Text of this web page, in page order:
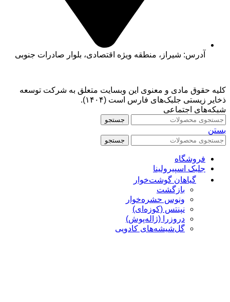
آدرس: شیراز، منطقه ویژه اقتصادی، بلوار صادرات جنوبی
کلیه حقوق مادی و معنوی این وبسایت متعلق به شرکت توسعه
ذخایر زیستی جلبک‌های فارس است (۱۴۰۴).
شبکه‌های اجتماعی
جستجو
بستن
جستجو
فروشگاه
جلبک اسپیرولینا
گیاهان گوشت‌خوار
بازگشت
ونوس حشره‌خوار
نپنتس (کوزه‌ای)
دروزرا (ژاله‌پوش)
گل‌شیشه‌های کادویی